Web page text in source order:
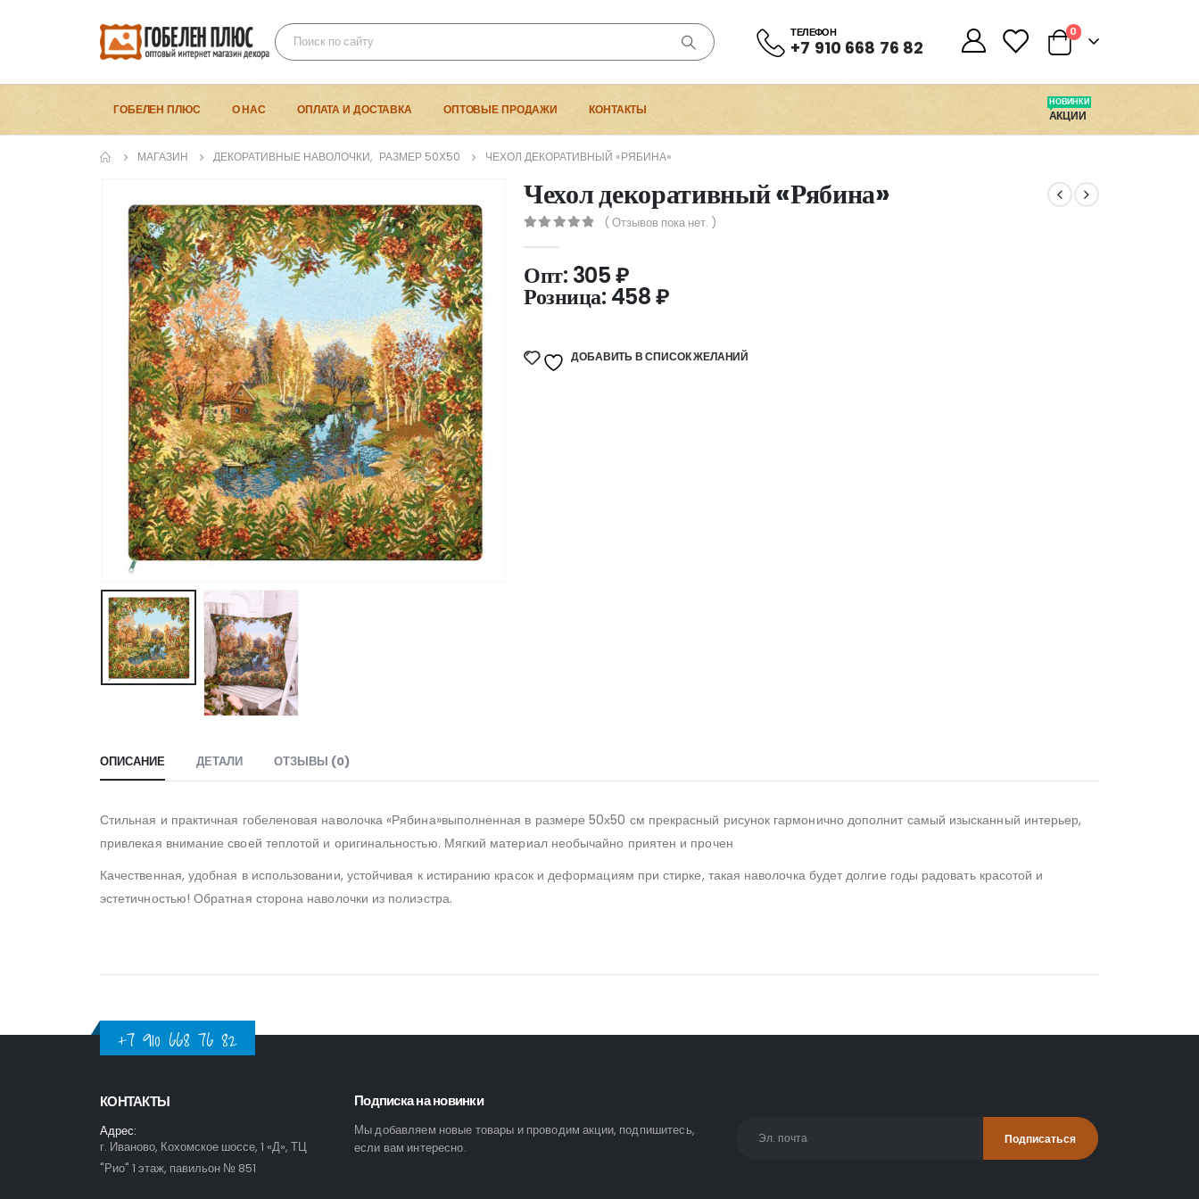
ТЕЛЕФОН
+7 910 668 76 82
0 0
ГОБЕЛЕН ПЛЮС О НАС ОПЛАТА И ДОСТАВКА ОПТОВЫЕ ПРОДАЖИ КОНТАКТЫ АКЦИИ
НОВИНКИ
МАГАЗИН ДЕКОРАТИВНЫЕ НАВОЛОЧКИ, РАЗМЕР 50Х50 ЧЕХОЛ ДЕКОРАТИВНЫЙ «РЯБИНА»
Чехол декоративный «Рябина»
( Отзывов пока нет. )
Опт: 305₽
Розница: 458₽
ДОБАВИТЬ В СПИСОК ЖЕЛАНИЙ
ОПИСАНИЕ ДЕТАЛИ ОТЗЫВЫ (0)
Стильная и практичная гобеленовая наволочка «Рябина»выполненная в размере 50х50 см прекрасный рисунок гармонично дополнит самый изысканный интерьер,
привлекая внимание своей теплотой и оригинальностью. Мягкий материал необычайно приятен и прочен
Качественная, удобная в использовании, устойчивая к истиранию красок и деформациям при стирке, такая наволочка будет долгие годы радовать красотой и
эстетичностью! Обратная сторона наволочки из полиэстра.
+7 910 668 76 82
КОНТАКТЫ
Адрес:
г. Иваново, Кохомское шоссе, 1 «Д», ТЦ
"Рио" 1 этаж, павильон № 851
Подписка на новинки
Мы добавляем новые товары и проводим акции, подпишитесь,
если вам интересно.